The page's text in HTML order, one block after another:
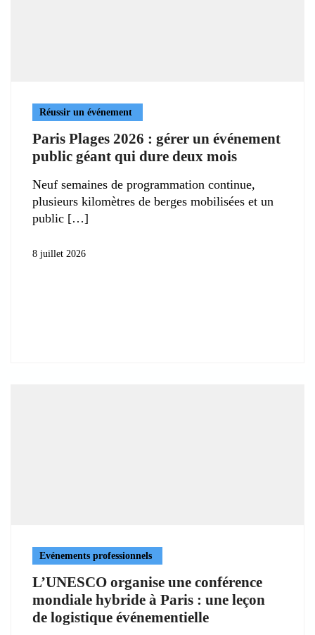
Réussir un événement
Paris Plages 2026 : gérer un événement
public géant qui dure deux mois
Neuf semaines de programmation continue,
plusieurs kilomètres de berges mobilisées et un
public
8 juillet 2026
Evénements professionnels
L’UNESCO organise une conférence
mondiale hybride à Paris : une leçon
de logistique événementielle